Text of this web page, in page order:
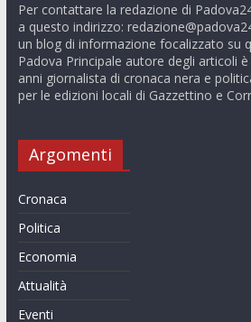
Per contattare la redazione di
a questo indirizzo:
un blog di informazione focalizzato su
Padova Principale autore degli articoli
anni giornalista di cronaca nera e
per le edizioni locali di Gazzettino e
Argomenti
Cronaca
Politica
Economia
Attualità
Eventi